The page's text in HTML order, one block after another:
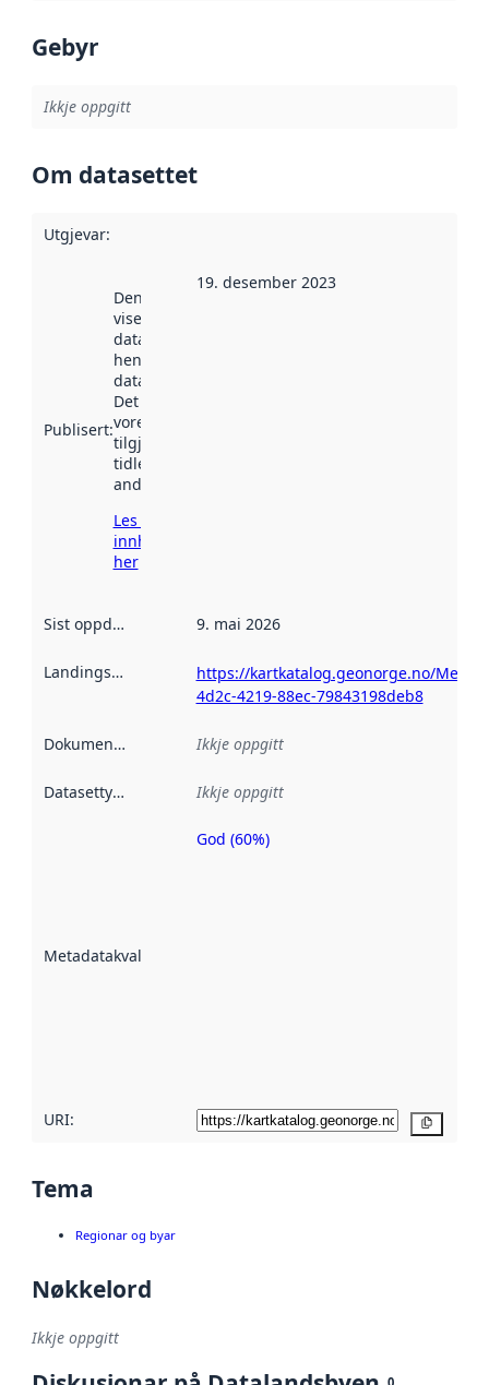
Gebyr
Ikkje oppgitt
Om datasettet
Utgjevar:
Publisert:
Denne datoen
viser når
datasettet vart
henta inn av
data.norge.no.
Det kan ha
vore
tilgjengeleg
tidlegare
andre stader.
Les meir om
innhenting
her
19. desember 2023
Sist oppdatert 9. mai 2026
Landingsside
https://kartkatalog.geonorge.no/
4d2c-4219-88ec-79843198deb8
Dokumentasjon Ikkje oppgitt
Datasettype Ikkje oppgitt
Metadatakvalitet
Metadatakvalitet
God (60%)
URI:
Tema
Regionar og byar
Nøkkelord
Ikkje oppgitt